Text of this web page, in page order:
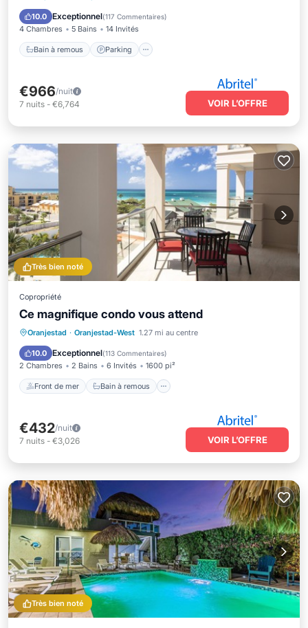
10.0 Exceptionnel(117 Commentaires)
4 Chambres 5 Bains 14 Invités
Bain à remous Parking
Vue sur l’océan
€966/nuit
7 nuits - €6,764 VOIR L’OFFRE
Très bien noté
Copropriété
Ce magnifique condo vous attend
Oranjestad · Oranjestad-West 1.27 mi au centre
10.0 Exceptionnel(113 Commentaires)
2 Chambres 2 Bains 6 Invités 1600 pi²
Front de mer Bain à remous
Front de mer Bain à remous
Piscine
€432/nuit
7 nuits - €3,026 VOIR L’OFFRE
Très bien noté